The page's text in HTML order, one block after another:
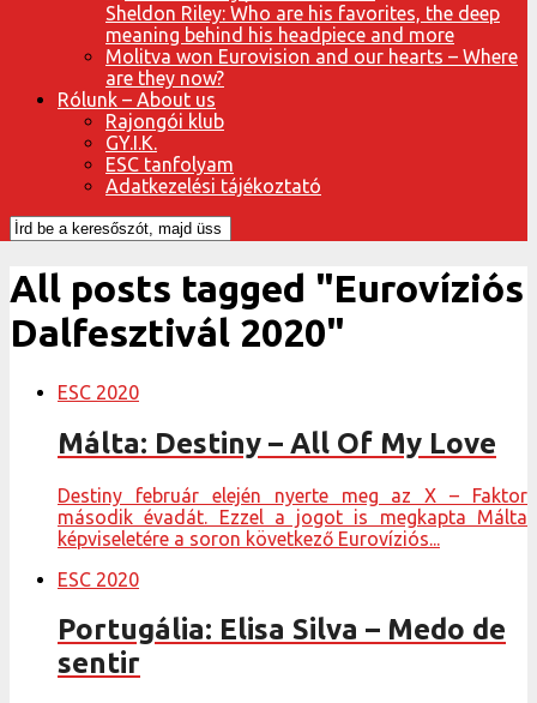
Sheldon Riley: Who are his favorites, the deep
meaning behind his headpiece and more
Molitva won Eurovision and our hearts – Where
are they now?
Rólunk – About us
Rajongói klub
GY.I.K.
ESC tanfolyam
Adatkezelési tájékoztató
All posts tagged "Eurovíziós
Dalfesztivál 2020"
ESC 2020
Málta: Destiny – All Of My Love
Destiny február elején nyerte meg az X – Faktor
második évadát. Ezzel a jogot is megkapta Málta
képviseletére a soron következő Eurovíziós...
ESC 2020
Portugália: Elisa Silva – Medo de
sentir